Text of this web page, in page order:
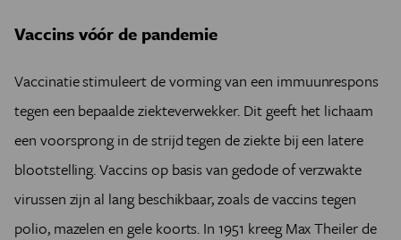
Vaccins vóór de pandemie
Vaccinatie stimuleert de vorming van een immuunrespons
tegen een bepaalde ziekteverwekker. Dit geeft het lichaam
een voorsprong in de strijd tegen de ziekte bij een latere
blootstelling. Vaccins op basis van gedode of verzwakte
virussen zijn al lang beschikbaar, zoals de vaccins tegen
polio, mazelen en gele koorts. In 1951 kreeg Max Theiler de